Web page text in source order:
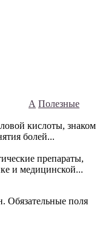
А Полезные
кислоты, знаком
болей...
препараты,
и медицинской...
Обязательные поля